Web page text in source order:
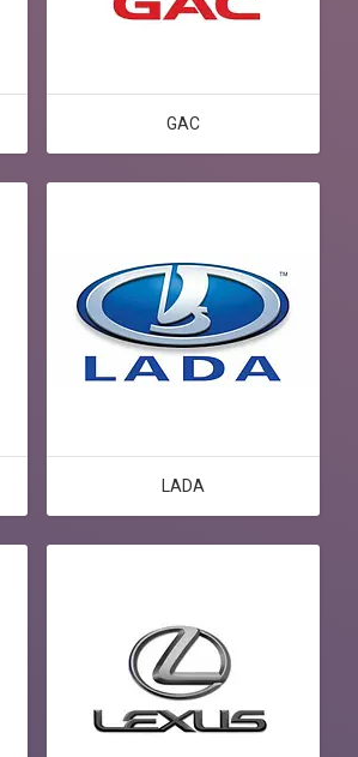
GAC
LADA